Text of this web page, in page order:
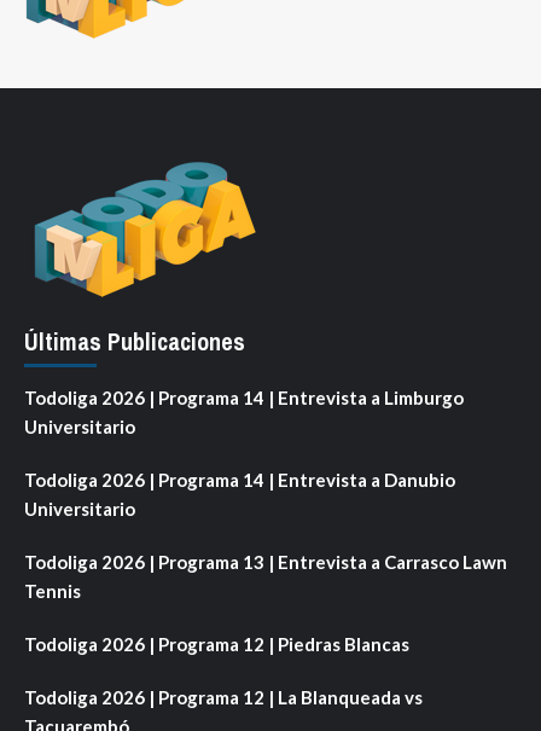
Últimas Publicaciones
Todoliga 2026 | Programa 14 | Entrevista a Limburgo
Universitario
Todoliga 2026 | Programa 14 | Entrevista a Danubio
Universitario
Todoliga 2026 | Programa 13 | Entrevista a Carrasco Lawn
Tennis
Todoliga 2026 | Programa 12 | Piedras Blancas
Todoliga 2026 | Programa 12 | La Blanqueada vs
Tacuarembó